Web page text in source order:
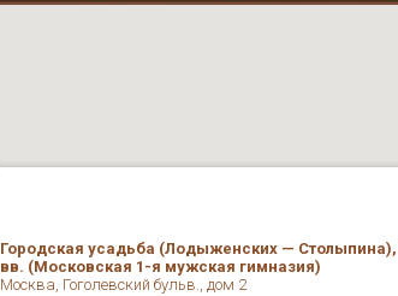
Городская усадьба (Лодыженских — Столыпина),
вв. (Московская 1-я мужская гимназия)
Москва, Гоголевский бульв., дом 2